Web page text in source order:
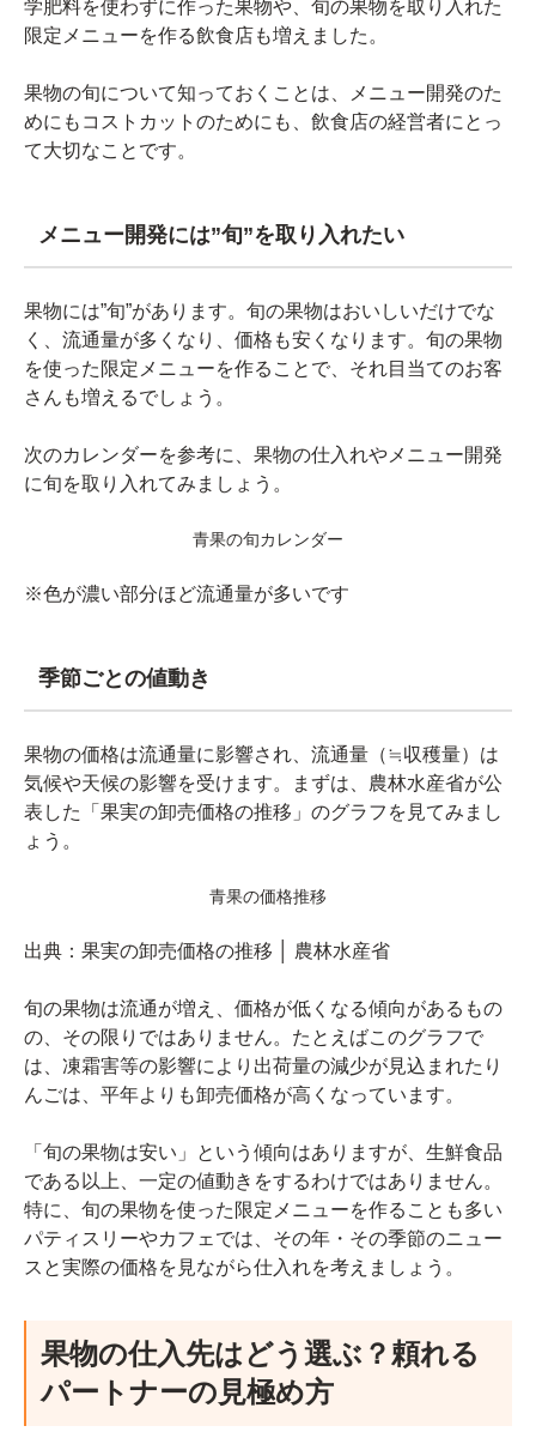
学肥料を使わずに作った果物や、旬の果物を取り入れた
限定メニューを作る飲食店も増えました。
果物の旬について知っておくことは、メニュー開発のた
めにもコストカットのためにも、飲食店の経営者にとっ
て大切なことです。
メニュー開発には”旬”を取り入れたい
果物には”旬”があります。旬の果物はおいしいだけでな
く、流通量が多くなり、価格も安くなります。旬の果物
を使った限定メニューを作ることで、それ目当てのお客
さんも増えるでしょう。
次のカレンダーを参考に、果物の仕入れやメニュー開発
に旬を取り入れてみましょう。
青果の旬カレンダー
※色が濃い部分ほど流通量が多いです
季節ごとの値動き
果物の価格は流通量に影響され、流通量（≒収穫量）は
気候や天候の影響を受けます。まずは、農林水産省が公
表した「果実の卸売価格の推移」のグラフを見てみまし
ょう。
青果の価格推移
出典： 果実の卸売価格の推移 │ 農林水産省
旬の果物は流通が増え、価格が低くなる傾向があるもの
の、その限りではありません。たとえばこのグラフで
は、凍霜害等の影響により出荷量の減少が見込まれたり
んごは、平年よりも卸売価格が高くなっています。
「旬の果物は安い」という傾向はありますが、生鮮食品
である以上、一定の値動きをするわけではありません。
特に、旬の果物を使った限定メニューを作ることも多い
パティスリーやカフェでは、その年・その季節のニュー
スと実際の価格を見ながら仕入れを考えましょう。
果物の仕入先はどう選ぶ？頼れる
パートナーの見極め方